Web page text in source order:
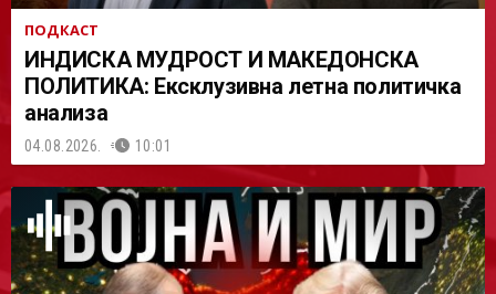
ПОДКАСТ
ИНДИСКА МУДРОСТ И МАКЕДОНСКА
ПОЛИТИКА: Ексклузивна летна политичка
анализа
04.08.2026. 10:01